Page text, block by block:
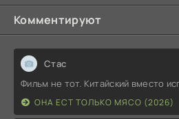
Комментируют
Стас
Фильм не тот. Китайский вместо
ОНА ЕСТ ТОЛЬКО МЯСО (2026)